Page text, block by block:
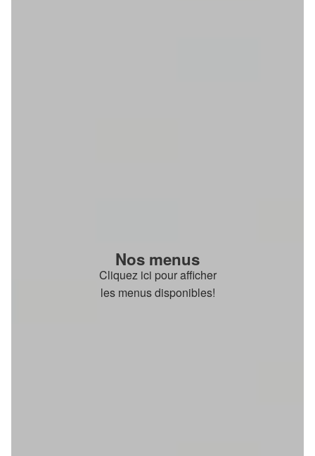
Nos menus
Cliquez ici pour afficher
les menus disponibles!